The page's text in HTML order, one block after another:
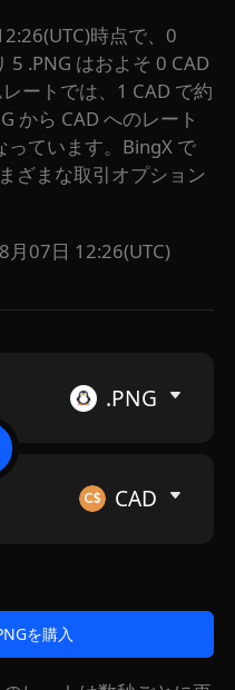
時点で、0
5 .PNG はおよそ 0 CAD
ートでは、1 CAD で約
から CAD へのレート
っています。BingX で
ざまな取引オプション
月07日 12:26(UTC)
.PNG
CAD
を購入